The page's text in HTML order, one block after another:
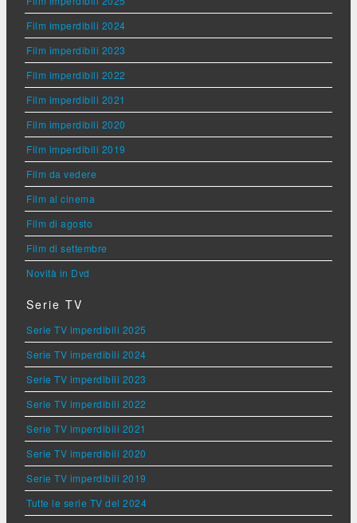
Film imperdibili 2024
Film imperdibili 2023
Film imperdibili 2022
Film imperdibili 2021
Film imperdibili 2020
Film imperdibili 2019
Film da vedere
Film al cinema
Film di agosto
Film di settembre
Novità in Dvd
Serie TV
Serie TV imperdibili 2025
Serie TV imperdibili 2024
Serie TV imperdibili 2023
Serie TV imperdibili 2022
Serie TV imperdibili 2021
Serie TV imperdibili 2020
Serie TV imperdibili 2019
Tutte le serie TV del 2024